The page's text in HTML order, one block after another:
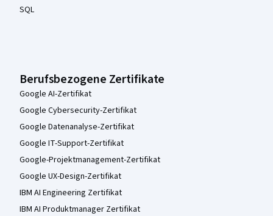
SQL
Berufsbezogene Zertifikate
Google AI-Zertifikat
Google Cybersecurity-Zertifikat
Google Datenanalyse-Zertifikat
Google IT-Support-Zertifikat
Google-Projektmanagement-Zertifikat
Google UX-Design-Zertifikat
IBM AI Engineering Zertifikat
IBM AI Produktmanager Zertifikat